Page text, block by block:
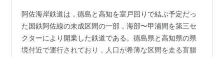
阿佐海岸鉄道は，徳島と高知を室戸回りで結ぶ予定だっ
た国鉄阿佐線の未成区間の一部，海部〜甲浦間を第三セ
クターにより開業した鉄道である。徳島県と高知県の県
境付近で運行されており，人口が希薄な区間を走る盲腸